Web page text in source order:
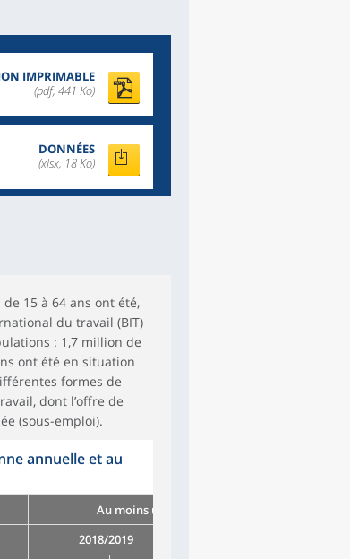
IMPRIMABLE
(pdf, 441 Ko)
DONNÉES
(xlsx, 18 Ko)
15 à 64 ans ont été,
du travail (BIT)
: 1,7 million de
ont été en situation
formes de
dont l’offre de
(sous-emploi).
annuelle et au
Au moins une fois dans l’année
2018/2019